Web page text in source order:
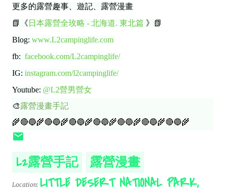
更多的露營趣事、遊記、露營漫畫
📗《 日本露營全玫略 - 北海道. 東北篇 》📗
Blog: www.L2campinglife.com
fb: facebook.com/L2campinglife/
IG: instagram.com/l2campinglife/
Youtube: @L2營男營女
🎨露營漫畫手記
🌾🔴🔵🌾🔴🔵🌾🔴🔵🌾🔴🔵🌾🔴🔵🌾🔴🔵🌾🔴🔵🌾
L2露營手記 露營漫畫
Location: LITTLE DESERT NATIONAL PARK,